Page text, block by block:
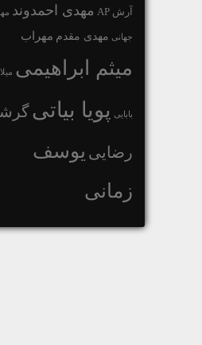
آرش AP مهدی احمدوند
جهانی مهدی مقدم مهراب
میثم ابراهیمی
بابایی پویا بیاتی
رضایی یوسف
زمانی